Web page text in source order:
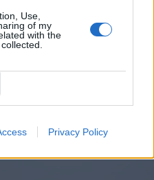
Use,
of my
with the
Privacy Policy